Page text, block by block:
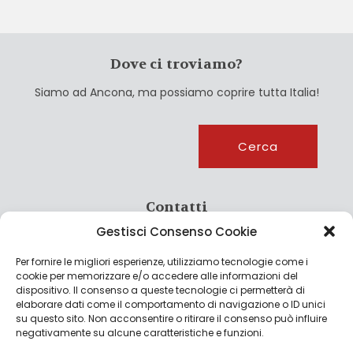
Gestisci Consenso Cookie
Per fornire le migliori esperienze, utilizziamo tecnologie come i
cookie per memorizzare e/o accedere alle informazioni del
dispositivo. Il consenso a queste tecnologie ci permetterà di
elaborare dati come il comportamento di navigazione o ID unici
su questo sito. Non acconsentire o ritirare il consenso può influire
negativamente su alcune caratteristiche e funzioni.
Dove ci troviamo?
Siamo ad Ancona, ma possiamo coprire tutta Italia!
Cerca
Contatti
info@culturagroalimentare.com
Note legali
Privacy Policy